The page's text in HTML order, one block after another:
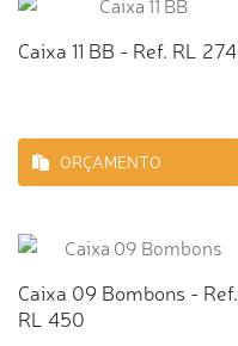
Caixa 11 BB - Ref. RL 274
ORÇAMENTO
Caixa 09 Bombons - Ref.
RL 450